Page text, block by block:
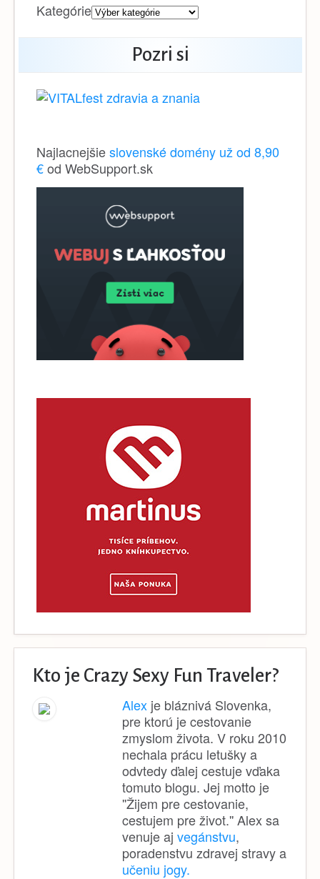
Kategórie
Pozri si
Najlacnejšieslovenské domény už od 8,90
€od WebSupport.sk
Kto je Crazy Sexy Fun Traveler?
Alexje bláznivá Slovenka,
pre ktorú je cestovanie
zmyslom života. V roku 2010
nechala prácu letušky a
odvtedy ďalej cestuje vďaka
tomuto blogu. Jej motto je
''Žijem pre cestovanie,
cestujem pre život.'' Alex sa
venuje aj vegánstvu,
poradenstvu zdravej stravy a
učeniu jogy.